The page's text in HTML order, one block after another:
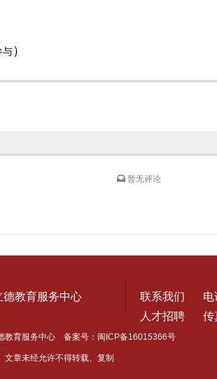
与）
暂无评论
德教育服务中心 联系我们
电
人才招聘
传
教育服务中心 备案号： 闽ICP备16015366号
文章未经允许不得转载、复制